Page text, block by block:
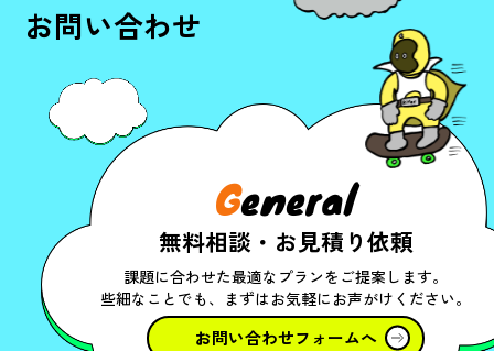
お問い合わせ
General
無料相談・お見積り依頼
課題に合わせた最適なプランをご提案します。
些細なことでも、まずはお気軽にお声がけください。
お問い合わせフォームへ